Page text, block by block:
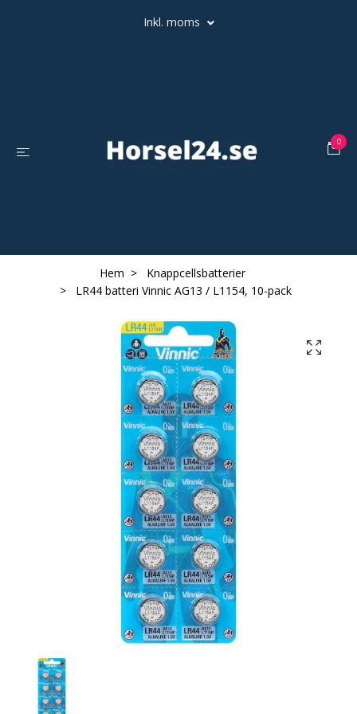
Inkl. moms
0
Hem
Knappcellsbatterier
LR44 batteri Vinnic AG13 / L1154, 10-pack